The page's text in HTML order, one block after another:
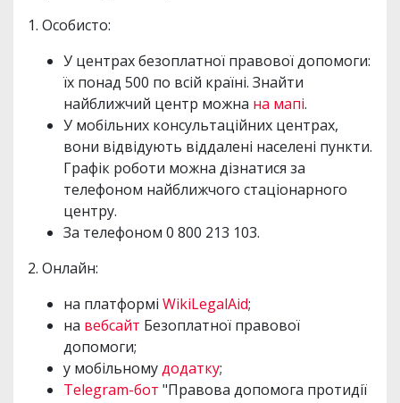
1. Особисто:
У центрах безоплатної правової допомоги:
їх понад 500 по всій країні. Знайти
найближчий центр можна на мапі.
У мобільних консультаційних центрах,
вони відвідують віддалені населені пункти.
Графік роботи можна дізнатися за
телефоном найближчого стаціонарного
центру.
За телефоном 0 800 213 103.
2. Онлайн:
на платформі WikiLegalAid;
на вебсайт Безоплатної правової
допомоги;
у мобільномудодатку;
Telegram-бот "Правова допомога протидії